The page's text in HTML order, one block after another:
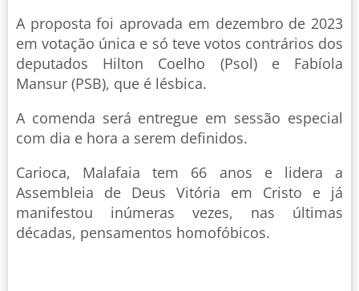
A proposta foi aprovada em dezembro de 2023
em votação única e só teve votos contrários dos
deputados Hilton Coelho (Psol) e Fabíola
Mansur (PSB), que é lésbica.
A comenda será entregue em sessão especial
com dia e hora a serem definidos.
Carioca, Malafaia tem 66 anos e lidera a
Assembleia de Deus Vitória em Cristo e já
manifestou inúmeras vezes, nas últimas
décadas, pensamentos homofóbicos.